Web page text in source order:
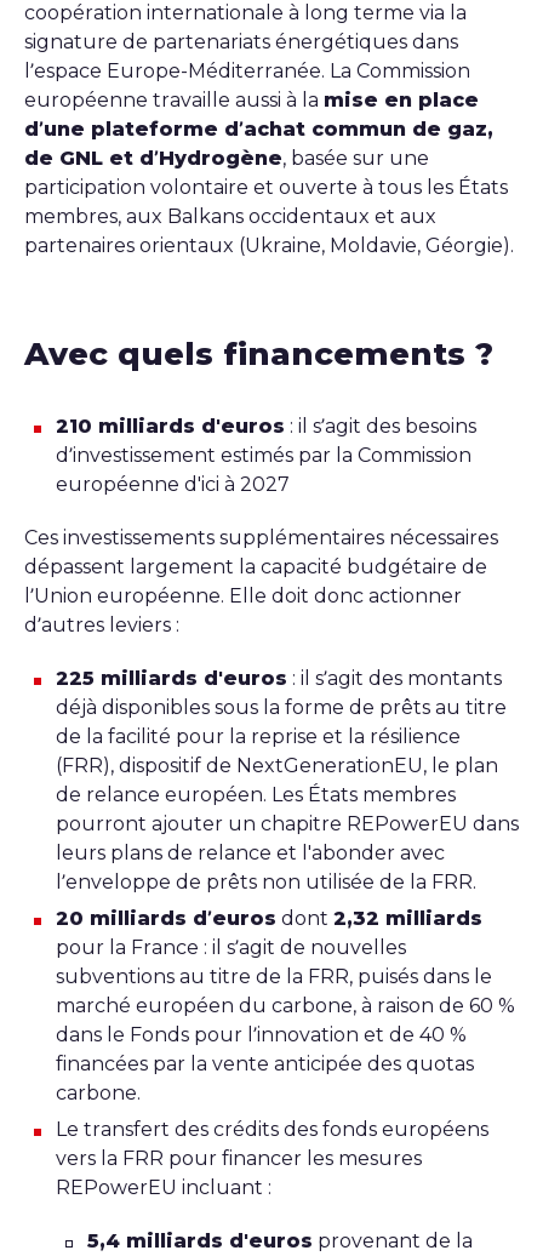
coopération internationale à long terme via la
signature de partenariats énergétiques dans
l’espace Europe-Méditerranée. La Commission
européenne travaille aussi à la mise en place
d’une plateforme d’achat commun de gaz,
de GNL et d’Hydrogène, basée sur une
participation volontaire et ouverte à tous les États
membres, aux Balkans occidentaux et aux
partenaires orientaux (Ukraine, Moldavie, Géorgie).
Avec quels financements ?
210 milliards d'euros : il s’agit des besoins
d’investissement estimés par la Commission
européenne d'ici à 2027
Ces investissements supplémentaires nécessaires
dépassent largement la capacité budgétaire de
l’Union européenne. Elle doit donc actionner
d’autres leviers :
225 milliards d'euros : il s’agit des montants
déjà disponibles sous la forme de prêts au titre
de la facilité pour la reprise et la résilience
(FRR), dispositif de NextGenerationEU, le plan
de relance européen. Les États membres
pourront ajouter un chapitre REPowerEU dans
leurs plans de relance et l'abonder avec
l’enveloppe de prêts non utilisée de la FRR.
20 milliards d’euros dont 2,32 milliards
pour la France : il s’agit de nouvelles
subventions au titre de la FRR, puisés dans le
marché européen du carbone, à raison de 60 %
dans le Fonds pour l’innovation et de 40 %
financées par la vente anticipée des quotas
carbone.
Le transfert des crédits des fonds européens
vers la FRR pour financer les mesures
REPowerEU incluant :
5,4 milliards d'euros provenant de la